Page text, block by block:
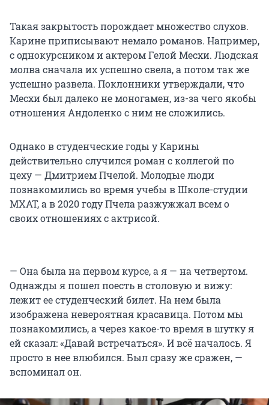
Такая закрытость порождает множество слухов.
Карине приписывают немало романов. Например,
с однокурсником и актером Гелой Месхи. Людская
молва сначала их успешно свела, а потом так же
успешно развела. Поклонники утверждали, что
Месхи был далеко не моногамен, из-за чего якобы
отношения Андоленко с ним не сложились.
Однако в студенческие годы у Карины
действительно случился роман с коллегой по
цеху — Дмитрием Пчелой. Молодые люди
познакомились во время учебы в Школе-студии
МХАТ, а в 2020 году Пчела разжужжал всем о
своих отношениях с актрисой.
— Она была на первом курсе, а я — на четвертом.
Однажды я пошел поесть в столовую и вижу:
лежит ее студенческий билет. На нем была
изображена невероятная красавица. Потом мы
познакомились, а через какое-то время в шутку я
ей сказал: «Давай встречаться». И всё началось. Я
просто в нее влюбился. Был сразу же сражен, —
вспоминал он.